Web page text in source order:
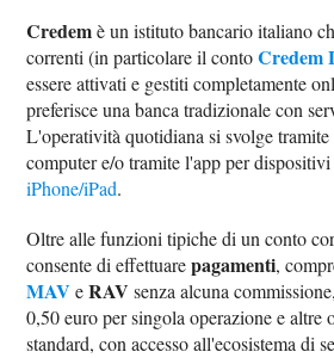
Credemè un istituto bancario italiano
correnti (in particolare il contoCredem
essere attivati e gestiti completamente
preferisce una banca tradizionale con
L'operatività quotidiana si svolge
computer e/o tramite l'app per
iPhone/iPad.
Oltre alle funzioni tipiche di un conto
consente di effettuarepagamenti,
MAVeRAV senza alcuna
0,50 euro per singola operazione e altre
standard, con accesso all'ecosistema di